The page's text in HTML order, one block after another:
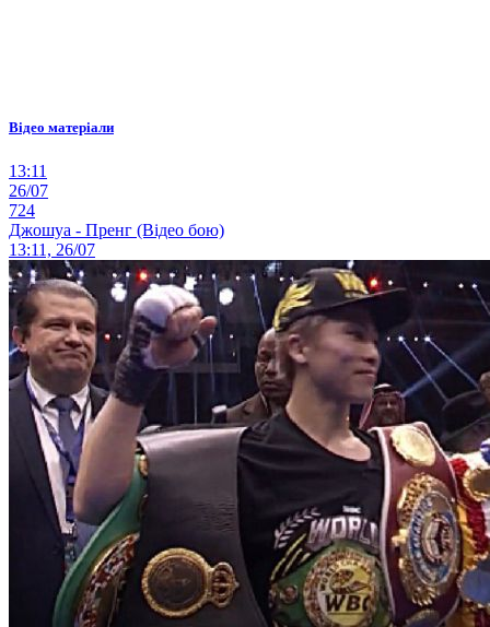
Відео матеріали
13:11
26/07
724
Джошуа - Пренг (Відео бою)
13:11, 26/07